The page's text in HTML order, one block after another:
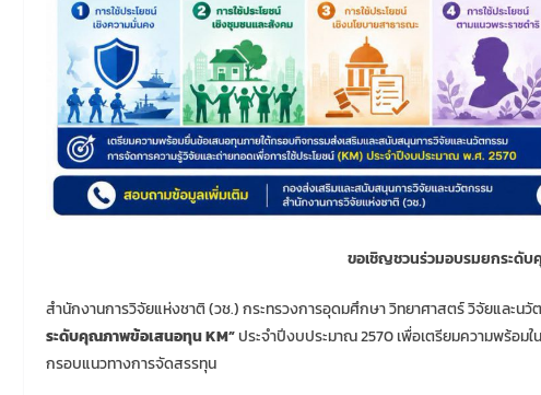
ขอเชิญชวนร่วมอบรมยกระดับ
สำนักงานการวิจัยแห่งชาติ (วช.) กระทรวงการอุดมศึกษา วิทยาศาสตร์ วิจัยและ
ระดับคุณภาพข้อเสนอทุน KM”ประจำปีงบประมาณ 2570 เพื่อเตรียมความพร้อ
กรอบแนวทางการจัดสรรทุน